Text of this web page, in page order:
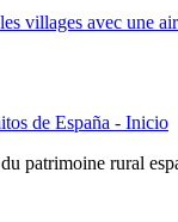
villages avec une
de España - Inicio
patrimoine rural